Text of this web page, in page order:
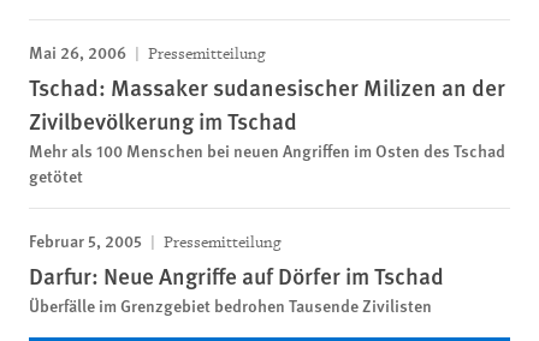
Mai 26, 2006 Pressemitteilung
Tschad: Massaker sudanesischer Milizen an der
Zivilbevölkerung im Tschad
Mehr als 100 Menschen bei neuen Angriffen im Osten des Tschad
getötet
Februar 5, 2005 Pressemitteilung
Darfur: Neue Angriffe auf Dörfer im Tschad
Überfälle im Grenzgebiet bedrohen Tausende Zivilisten